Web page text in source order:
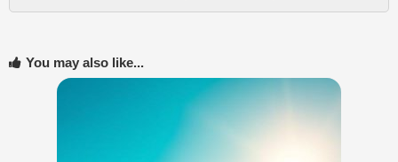
You may also like...